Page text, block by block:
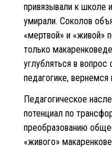
привязывали к школе
умирали. Соколов
«мертвой» и «живой»
только
углубляться в
педагогике,
Педагогическое
потенциал по
преобразованию
«живого»